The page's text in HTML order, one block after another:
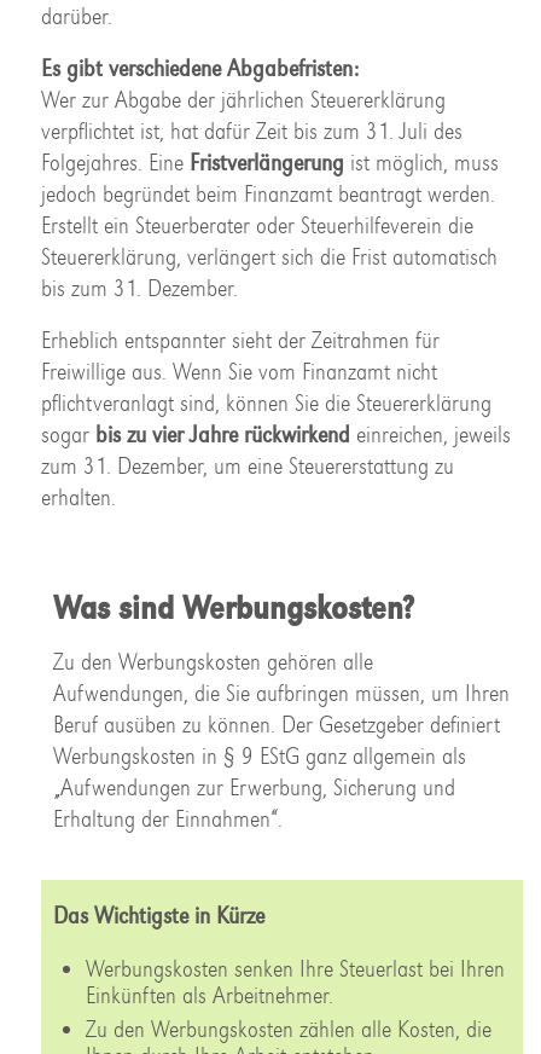
darüber.
Es gibt verschiedene Abgabefristen:
Wer zur Abgabe der jährlichen Steuererklärung
verpflichtet ist, hat dafür Zeit bis zum 31. Juli des
Folgejahres. Eine Fristverlängerung ist möglich, muss
jedoch begründet beim Finanzamt beantragt werden.
Erstellt ein Steuerberater oder Steuerhilfeverein die
Steuererklärung, verlängert sich die Frist automatisch
bis zum 31. Dezember.
Erheblich entspannter sieht der Zeitrahmen für
Freiwillige aus. Wenn Sie vom Finanzamt nicht
pflichtveranlagt sind, können Sie die Steuererklärung
sogar bis zu vier Jahre rückwirkend einreichen, jeweils
zum 31. Dezember, um eine Steuererstattung zu
erhalten.
Was sind Werbungskosten?
Zu den Werbungskosten gehören alle
Aufwendungen, die Sie aufbringen müssen, um Ihren
Beruf ausüben zu können. Der Gesetzgeber definiert
Werbungskosten in § 9 EStG ganz allgemein als
„Aufwendungen zur Erwerbung, Sicherung und
Erhaltung der Einnahmen“.
Das Wichtigste in Kürze
Werbungskosten senken Ihre Steuerlast bei Ihren
Einkünften als Arbeitnehmer.
Zu den Werbungskosten zählen alle Kosten, die